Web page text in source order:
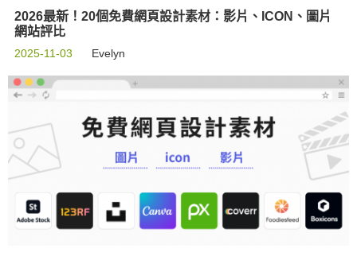
2026最新！20個免費網頁設計素材：影片、ICON、圖片
網站評比
2025-11-03 Evelyn